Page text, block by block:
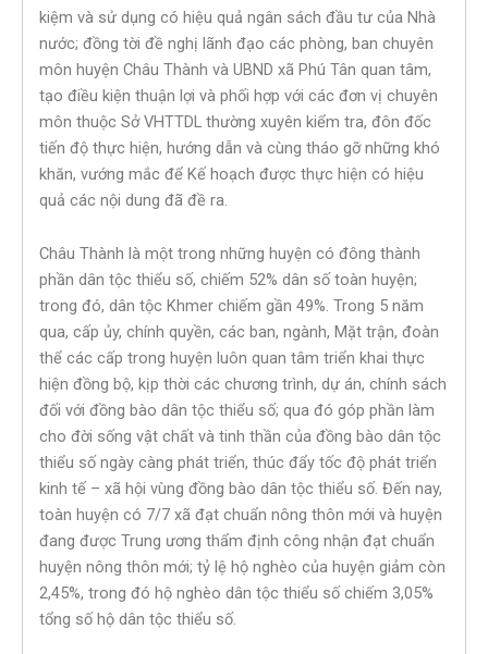
kiệm và sử dụng có hiệu quả ngân sách đầu tư của Nhà
nước; đồng tời đề nghị lãnh đạo các phòng, ban chuyên
môn huyện Châu Thành và UBND xã Phú Tân quan tâm,
tạo điều kiện thuận lợi và phối hợp với các đơn vị chuyên
môn thuộc Sở VHTTDL thường xuyên kiểm tra, đôn đốc
tiến độ thực hiện, hướng dẫn và cùng tháo gỡ những khó
khăn, vướng mắc để Kế hoạch được thực hiện có hiệu
quả các nội dung đã đề ra.
Châu Thành là một trong những huyện có đông thành
phần dân tộc thiểu số, chiếm 52% dân số toàn huyện;
trong đó, dân tộc Khmer chiếm gần 49%. Trong 5 năm
qua, cấp ủy, chính quyền, các ban, ngành, Mặt trận, đoàn
thể các cấp trong huyện luôn quan tâm triển khai thực
hiện đồng bộ, kịp thời các chương trình, dự án, chính sách
đối với đồng bào dân tộc thiểu số; qua đó góp phần làm
cho đời sống vật chất và tinh thần của đồng bào dân tộc
thiểu số ngày càng phát triển, thúc đẩy tốc độ phát triển
kinh tế – xã hội vùng đồng bào dân tộc thiểu số. Đến nay,
toàn huyện có 7/7 xã đạt chuẩn nông thôn mới và huyện
đang được Trung ương thẩm định công nhận đạt chuẩn
huyện nông thôn mới; tỷ lệ hộ nghèo của huyện giảm còn
2,45%, trong đó hộ nghèo dân tộc thiểu số chiếm 3,05%
tổng số hộ dân tộc thiểu số.